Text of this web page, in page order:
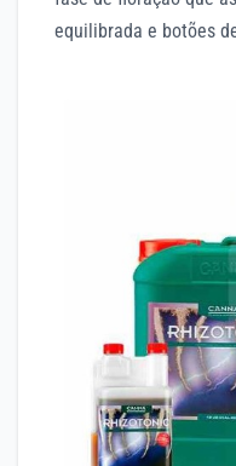
equilibrada e botões